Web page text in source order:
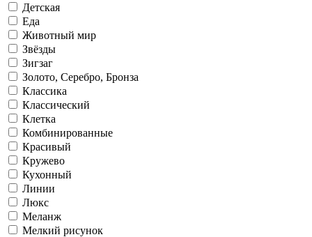
Детская
Еда
Животный мир
Звёзды
Зигзаг
Золото, Серебро, Бронза
Классика
Классический
Клетка
Комбинированные
Красивый
Кружево
Кухонный
Линии
Люкс
Меланж
Мелкий рисунок